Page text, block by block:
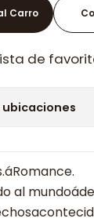
Carro
de
al